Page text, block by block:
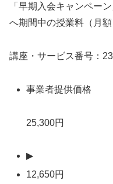
「早期入会キャンペー
へ期間中の授業料（月
講座・サービス番号：
事業者提供価格
25,300円
▶
12,650円